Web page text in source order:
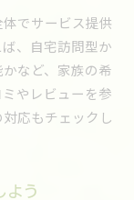
でサービス提供
、自宅訪問型か
など、家族の希
やレビューを参
応もチェックし
よう